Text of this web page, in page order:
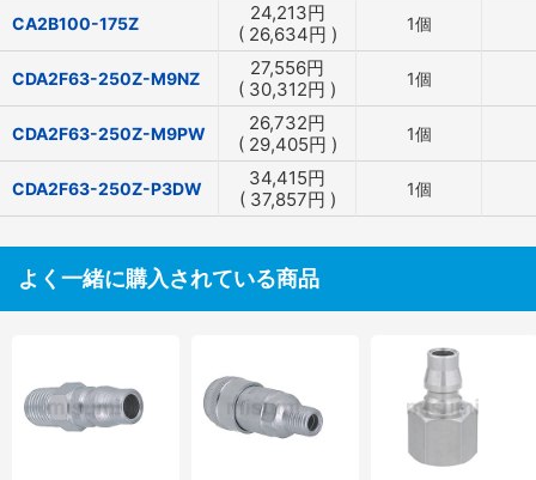
CA2B100-175Z 24,213円
( 26,634円 ) 1個
CDA2F63-250Z-M9NZ 27,556円
( 30,312円 ) 1個
CDA2F63-250Z-M9PW 26,732円
( 29,405円 ) 1個
CDA2F63-250Z-P3DW 34,415円
( 37,857円 ) 1個
よく一緒に購入されている商品